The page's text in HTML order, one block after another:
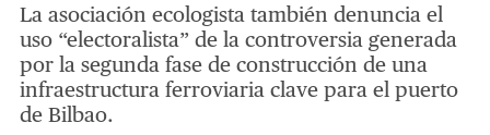
La asociación ecologista también denuncia el
uso “electoralista” de la controversia generada
por la segunda fase de construcción de una
infraestructura ferroviaria clave para el puerto
de Bilbao.